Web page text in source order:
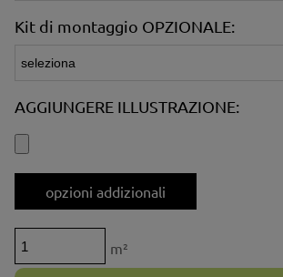
Kit di montaggio OPZIONALE:
AGGIUNGERE ILLUSTRAZIONE:
opzioni addizionali
m²